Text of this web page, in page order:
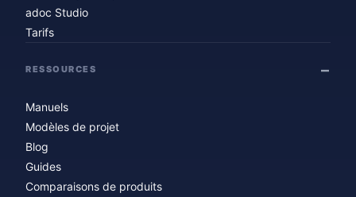
adoc Studio
Tarifs
RESSOURCES
Manuels
Modèles de projet
Blog
Guides
Comparaisons de produits